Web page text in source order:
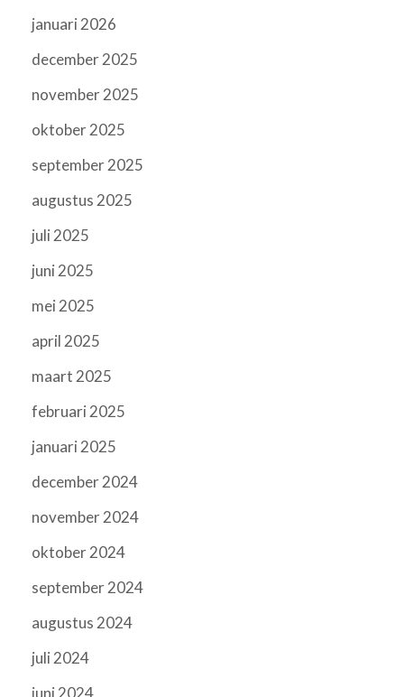
januari 2026
december 2025
november 2025
oktober 2025
september 2025
augustus 2025
juli 2025
juni 2025
mei 2025
april 2025
maart 2025
februari 2025
januari 2025
december 2024
november 2024
oktober 2024
september 2024
augustus 2024
juli 2024
juni 2024